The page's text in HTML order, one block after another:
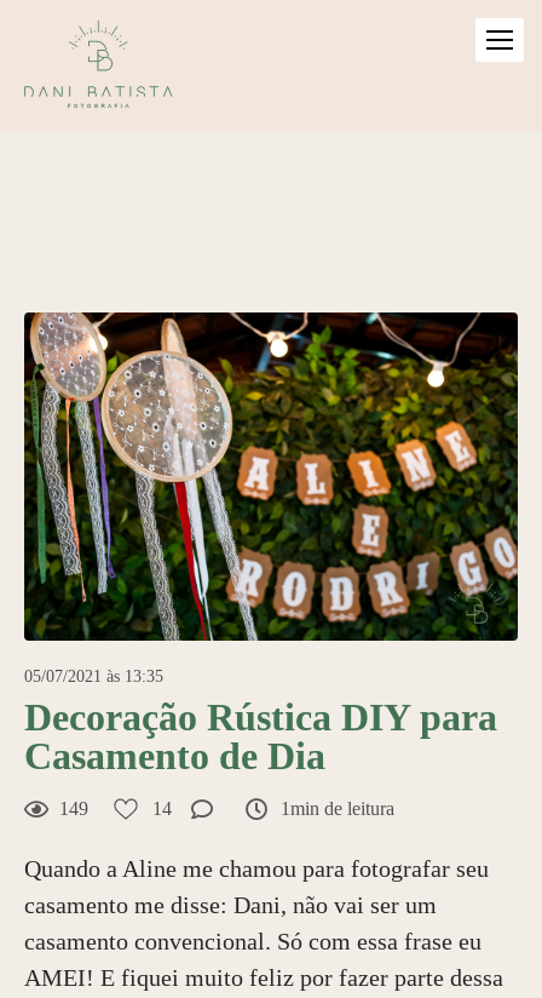
05/07/2021 às 13:35
Decoração Rústica DIY para
Casamento de Dia
149 14 1min de leitura
Quando a Aline me chamou para fotografar seu
casamento me disse: Dani, não vai ser um
casamento convencional. Só com essa frase eu
AMEI! E fiquei muito feliz por fazer parte dessa